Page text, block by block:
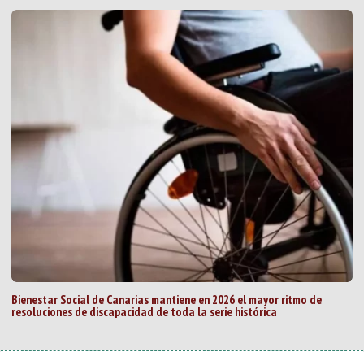
Bienestar Social de Canarias mantiene en 2026 el mayor ritmo de
resoluciones de discapacidad de toda la serie histórica